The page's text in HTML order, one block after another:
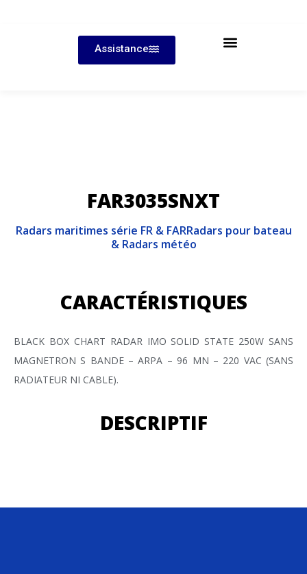
Assistance
FAR3035SNXT
Radars maritimes série FR & FARRadars pour bateau
& Radars météo
CARACTÉRISTIQUES
BLACK BOX CHART RADAR IMO SOLID STATE 250W SANS
MAGNETRON S BANDE – ARPA – 96 MN – 220 VAC (SANS
RADIATEUR NI CABLE).
DESCRIPTIF